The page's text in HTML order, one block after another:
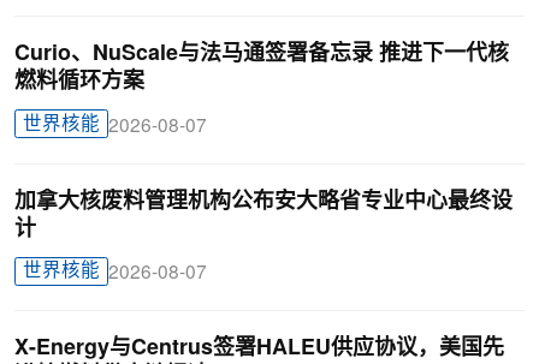
Curio、NuScale与法马通签署备忘录 推进下一代核
燃料循环方案
世界核能 2026-08-07
加拿大核废料管理机构公布安大略省专业中心最终设
计
世界核能 2026-08-07
X-Energy与Centrus签署HALEU供应协议，美国先